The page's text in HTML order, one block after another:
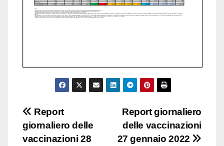
Navigazione
articoli
Report giornaliero
delle vaccinazioni
27 gennaio 2022
Report
giornaliero delle
vaccinazioni 28